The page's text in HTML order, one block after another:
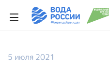
5 июля 2021